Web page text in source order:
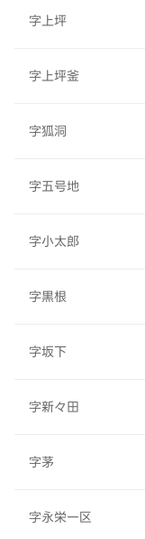
字上坪
字上坪釜
字狐洞
字五号地
字小太郎
字黒根
字坂下
字新々田
字茅
字永栄一区